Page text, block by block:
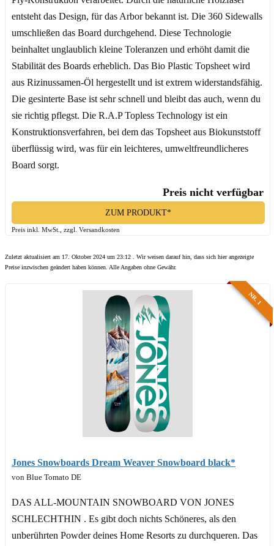
entsteht das Design, für das Arbor bekannt ist. Die 360 Sidewalls
umschließen das Board durchgehend. Diese Technologie
beinhaltet unglaublich kleine Toleranzen und erhöht damit die
Stabilität des Boards erheblich. Das Bio Plastic Topsheet wird
aus Rizinussamen-Öl hergestellt und ist extrem widerstandsfähig.
Die gesinterte Base ist sehr schnell und bleibt das auch, wenn du
sie richtig pflegst. Die R.A.P Topless Technology ist ein
Konstruktionsverfahren, bei dem das Topsheet aus Biokunststoff
überflüssig wird, was für ein leichteres, umweltfreundlicheres
Board sorgt.
Preis nicht verfügbar
ZUM PRODUKT*
Preis inkl. MwSt., zzgl. Versandkosten
Zuletzt aktualisiert am 17. Oktober 2024 um 23:12 . Wir weisen darauf hin, dass sich hier angezeigte
Preise inzwischen geändert haben können. Alle Angaben ohne Gewähr.
NR. 1
Jones Snowboards Dream Weaver Snowboard black*
von Blue Tomato DE
DAS ALL-MOUNTAIN SNOWBOARD VON JONES
SCHLECHTHIN . Es gibt doch nichts Schöneres, als den
unberührten Powder deines Home Resorts zu durchqueren. Das